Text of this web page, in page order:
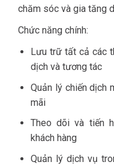
chăm sóc và gia tăng
Chức năng chính:
Lưu trữ tất cả các
dịch và tương tác
Quản lý chiến dịch
mãi
Theo dõi và tiến
khách hàng
Quản lý dịch vụ